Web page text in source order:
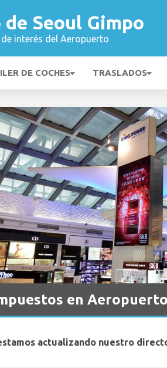
Seoul Gimpo
interés del Aeropuerto
DE COCHES TRASLADOS
en
actualizando nuestro